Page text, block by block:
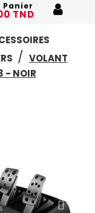
Panier
TND
VOLANT
- NOIR